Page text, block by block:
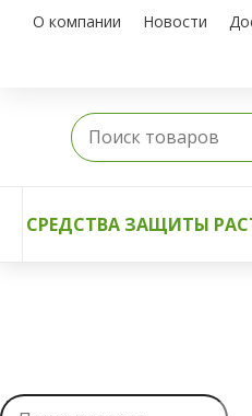
О компании Новости
СРЕДСТВА ЗАЩИТЫ